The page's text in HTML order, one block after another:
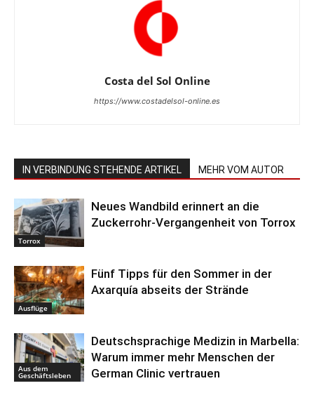
Costa del Sol Online
https://www.costadelsol-online.es
IN VERBINDUNG STEHENDE ARTIKEL MEHR VOM AUTOR
Torrox
Neues Wandbild erinnert an die
Zuckerrohr-Vergangenheit von Torrox
Ausflüge
Fünf Tipps für den Sommer in der
Axarquía abseits der Strände
Aus dem
Geschäftsleben
Deutschsprachige Medizin in Marbella:
Warum immer mehr Menschen der
German Clinic vertrauen